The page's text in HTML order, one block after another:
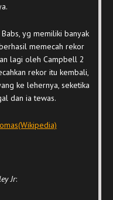
yg memiliki banyak
memecah rekor
lagi oleh Campbell 2
rekor itu kembali,
ke lehernya, seketika
dan ia tewas.
Jr: